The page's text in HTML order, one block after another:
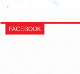
FACEBOOK